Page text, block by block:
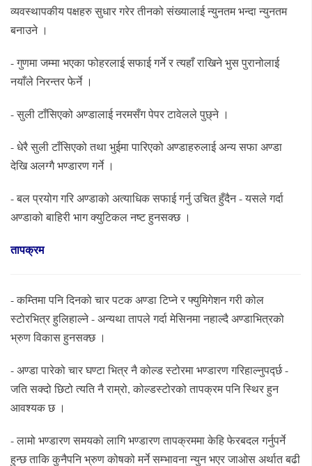
व्यवस्थापकीय पक्षहरु सुधार गरेर तीनको संख्यालाई न्युनतम भन्दा न्युनतम
बनाउने ।
- गुणमा जम्मा भएका फोहरलाई सफाई गर्ने र त्यहाँ राखिने भुस पुरानोलाई
नयाँले निरन्तर फेर्ने ।
- सुली टाँसिएको अण्डालाई नरमसँग पेपर टावेलले पुछ्ने ।
- धेरै सुली टाँसिएको तथा भुईमा पारिएको अण्डाहरुलाई अन्य सफा अण्डा
देखि अलग्गै भण्डारण गर्ने ।
- बल प्रयोग गरि अण्डाको अत्याधिक सफाई गर्नु उचित हुँदैन - यसले गर्दा
अण्डाको बाहिरी भाग क्युटिकल नष्ट हुनसक्छ ।
तापक्रम
- कम्तिमा पनि दिनको चार पटक अण्डा टिप्ने र फ्युमिगेशन गरी कोल
स्टोरभित्र हुलिहाल्ने - अन्यथा तापले गर्दा मेसिनमा नहाल्दै अण्डाभित्रको
भ्रुण विकास हुनसक्छ ।
- अण्डा पारेको चार घण्टा भित्र नै कोल्ड स्टोरमा भण्डारण गरिहाल्नुपर्द्छ -
जति सक्दो छिटो त्यति नै राम्रो, कोल्डस्टोरको तापक्रम पनि स्थिर हुन
आवश्यक छ ।
- लामो भण्डारण समयको लागि भण्डारण तापक्रममा केहि फेरबदल गर्नुपर्ने
हुन्छ ताकि कुनैपनि भ्रुण कोषको मर्ने सम्भावना न्युन भएर जाओस अर्थात बढी